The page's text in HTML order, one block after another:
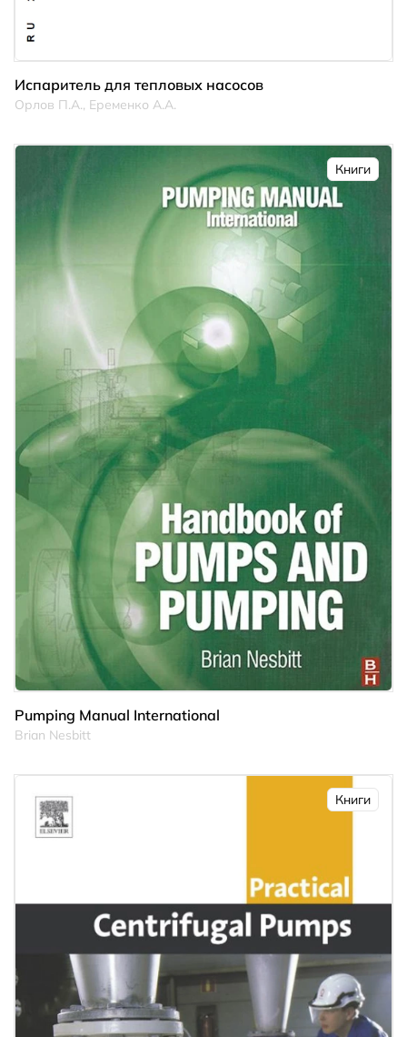
Испаритель для тепловых насосов
Орлов П.А., Еременко А.А.
Книги
Pumping Manual International
Brian Nesbitt
Книги